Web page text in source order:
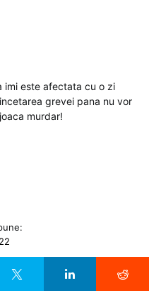
imi este afectata cu o zi
grevei pana nu vor
murdar!
cu greva că intrați în